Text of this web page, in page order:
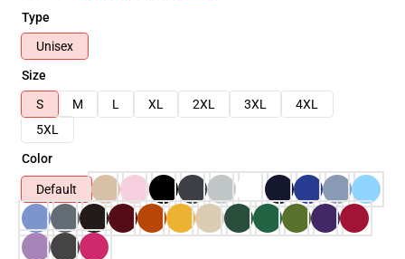
Type
Unisex
Size
S
M L XL 2XL 3XL
4XL
5XL
Color
Default